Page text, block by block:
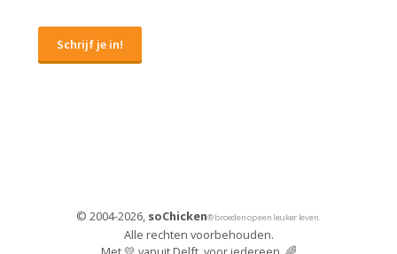
Schrijf je in!
© 2004-2026, soChicken® broeden op een leuker leven.
Alle rechten voorbehouden.